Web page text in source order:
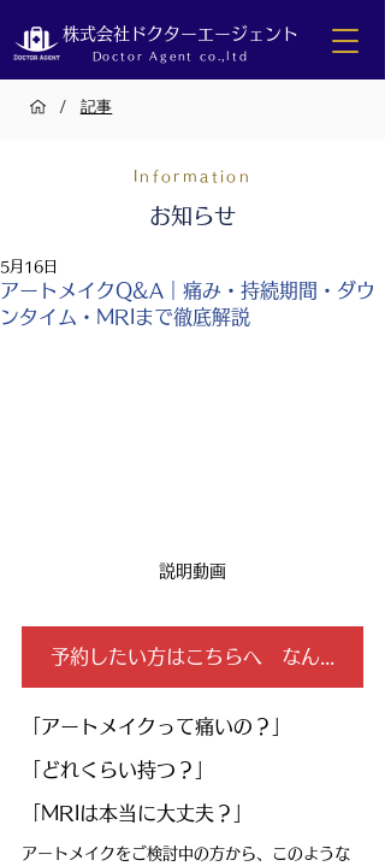
株式会社ドクターエージェント
Doctor Agent co.,ltd
/ 記事
Information
お知らせ
アートメイクQ&A｜痛み・持続期間・ダウ
ンタイム・MRIまで徹底解説
5月16日
説明動画
「アートメイクって痛いの？」
「どれくらい持つ？」
「MRIは本当に大丈夫？」
アートメイクをご検討中の方から、このような